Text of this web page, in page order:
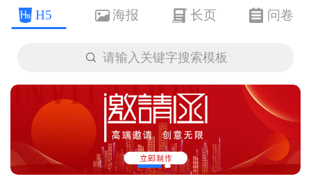
H5 海报 长页 问卷
 请输入关键字搜索模板